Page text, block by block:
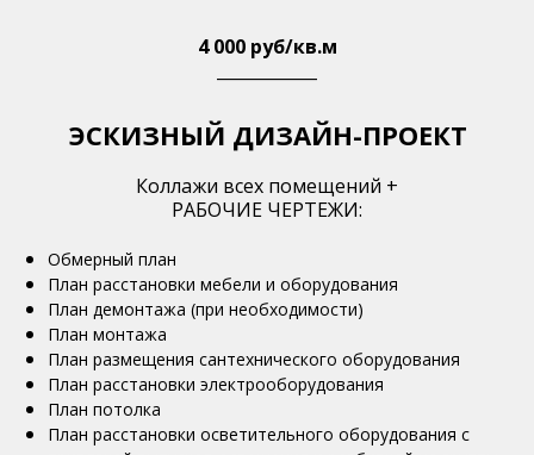
4 000 руб/кв.м
ЭСКИЗНЫЙ ДИЗАЙН-ПРОЕКТ
Коллажи всех помещений +
РАБОЧИЕ ЧЕРТЕЖИ:
Обмерный план
План расстановки мебели и оборудования
План демонтажа (при необходимости)
План монтажа
План размещения сантехнического оборудования
План расстановки электрооборудования
План потолка
План расстановки осветительного оборудования с